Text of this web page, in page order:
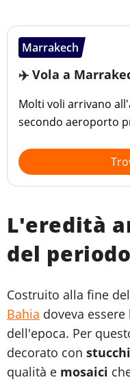
Marrakech
✈️ Vola a
Molti voli arrivano
secondo aeroporto
L'eredità
del
Costruito alla fine
Bahia doveva essere
dell'epoca. Per
decorato con
qualità e mosaici